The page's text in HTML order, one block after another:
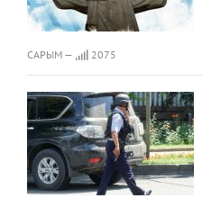
САРЫМ —
2075